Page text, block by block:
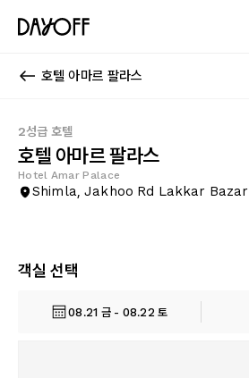
호텔 아마르 팔라스
2성급 호텔
호텔 아마르 팔라스
Hotel Amar Palace
Shimla, Jakhoo Rd Lakkar Bazar
객실 선택
08.21 금 - 08.22 토